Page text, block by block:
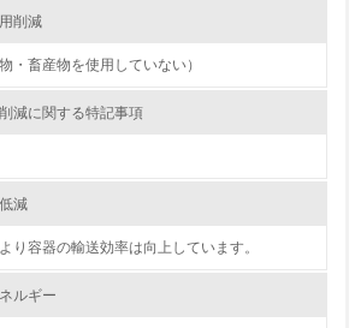
7.
ISO14001
いる
削減
・畜産物を使用していない）
減に関する特記事項
減
り容器の輸送効率は向上しています。
ルギー